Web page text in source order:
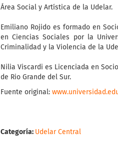
Área Social y Artística de la Udelar.
Emiliano Rojido es formado en
en Ciencias Sociales por la
Criminalidad y la Violencia de la
Nilia Viscardi es Licenciada en
de Rio Grande del Sur.
Fuente original:
Categoría: Udelar Central